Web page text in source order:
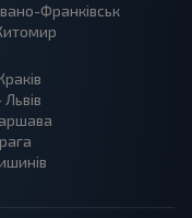
Франківськ
Львів